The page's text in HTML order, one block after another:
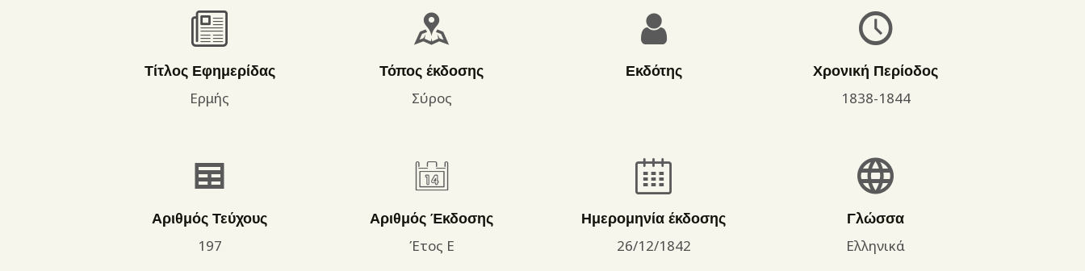
Τίτλος Εφημερίδας
Ερμής
Τόπος έκδοσης
Σύρος
Εκδότης
Χρονική Περίοδος
1838-1844
Αριθμός Τεύχους
197
Αριθμός Έκδοσης
Έτος Ε
Ημερομηνία έκδοσης
26/12/1842
Γλώσσα
Ελληνικά